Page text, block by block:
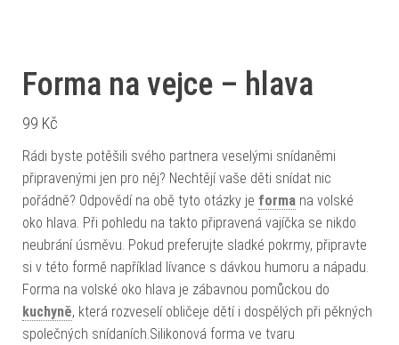
Forma na vejce – hlava
99 Kč
Rádi byste potěšili svého partnera veselými snídaněmi
připravenými jen pro něj? Nechtějí vaše děti snídat nic
pořádně? Odpovědí na obě tyto otázky je forma na volské
oko hlava. Při pohledu na takto připravená vajíčka se nikdo
neubrání úsměvu. Pokud preferujte sladké pokrmy, připravte
si v této formě například lívance s dávkou humoru a nápadu.
Forma na volské oko hlava je zábavnou pomůckou do
kuchyně, která rozveselí obličeje dětí i dospělých při pěkných
společných snídaních.Silikonová forma ve tvaru